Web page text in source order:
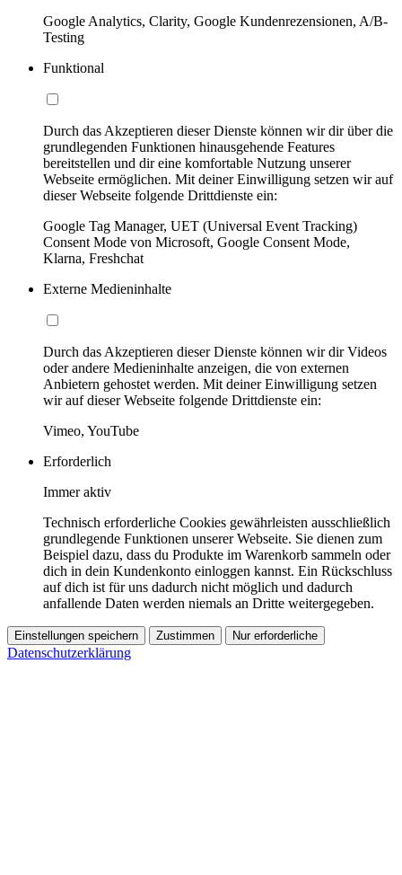
Google Analytics, Clarity, Google Kundenrezensionen, A/B-
Testing
Funktional
Durch das Akzeptieren dieser Dienste können wir dir über die
grundlegenden Funktionen hinausgehende Features
bereitstellen und dir eine komfortable Nutzung unserer
Webseite ermöglichen. Mit deiner Einwilligung setzen wir auf
dieser Webseite folgende Drittdienste ein:
Google Tag Manager, UET (Universal Event Tracking)
Consent Mode von Microsoft, Google Consent Mode,
Klarna, Freshchat
Externe Medieninhalte
Durch das Akzeptieren dieser Dienste können wir dir Videos
oder andere Medieninhalte anzeigen, die von externen
Anbietern gehostet werden. Mit deiner Einwilligung setzen
wir auf dieser Webseite folgende Drittdienste ein:
Vimeo, YouTube
Erforderlich
Immer aktiv
Technisch erforderliche Cookies gewährleisten ausschließlich
grundlegende Funktionen unserer Webseite. Sie dienen zum
Beispiel dazu, dass du Produkte im Warenkorb sammeln oder
dich in dein Kundenkonto einloggen kannst. Ein Rückschluss
auf dich ist für uns dadurch nicht möglich und dadurch
anfallende Daten werden niemals an Dritte weitergegeben.
Einstellungen speichern Zustimmen Nur erforderliche
Datenschutzerklärung